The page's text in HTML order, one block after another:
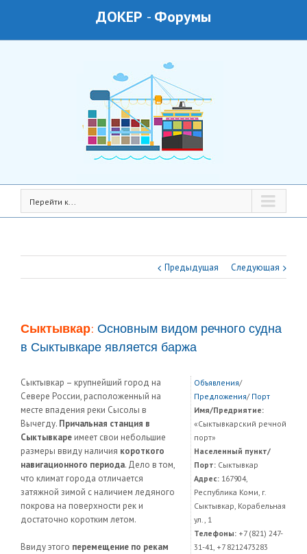
ДОКЕР - Форумы
Перейти к...
Предыдущая Следующая
Сыктывкар: Основным видом речного судна
в Сыктывкаре является баржа
Сыктывкар – крупнейший город на
Севере России, расположенный на
месте впадения реки Сысолы в
Вычегду. Причальная станция в
Сыктывкаре имеет свои небольшие
размеры ввиду наличия короткого
навигационного периода. Дело в том,
что климат города отличается
затяжной зимой с наличием ледяного
покрова на поверхности рек и
достаточно коротким летом.
Ввиду этого перемещение по рекам
Объявления/
Предложения/ Порт
Имя/Предриятие:
«Сыктывкарский речной
порт»
Населенный пункт/
Порт:Сыктывкар
Адрес:167904,
Республика Коми, г.
Сыктывкар, Корабельная
ул., 1
Телефоны:+7 (821) 247-
31-41, +7 8212473283